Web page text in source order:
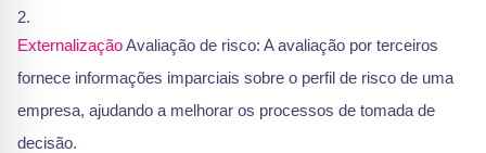
ExternalizaçãoAvaliação de risco: A avaliação por terceiros
fornece informações imparciais sobre o perfil de risco de uma
empresa, ajudando a melhorar os processos de tomada de
decisão.